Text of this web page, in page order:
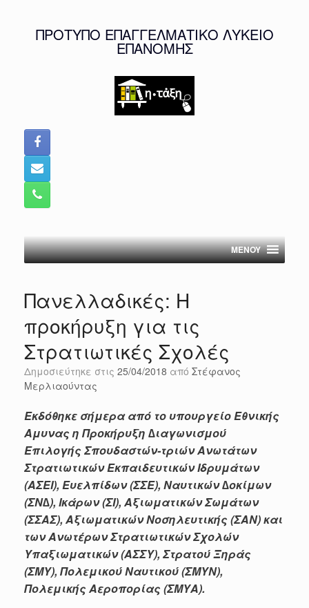
ΠΡΟΤΥΠΟ ΕΠΑΓΓΕΛΜΑΤΙΚΟ ΛΥΚΕΙΟ
ΕΠΑΝΟΜΗΣ
MENOY
Πανελλαδικές: Η
προκήρυξη για τις
Στρατιωτικές Σχολές
Δημοσιεύτηκε στις 25/04/2018 από Στέφανος
Μερλιαούντας
Εκδόθηκε σήμερα από το υπουργείο Εθνικής
Αμυνας η Προκήρυξη ∆ιαγωνισμού
Επιλογής Σπουδαστών-τριών Ανωτάτων
Στρατιωτικών Εκπαιδευτικών Ιδρυμάτων
(ΑΣΕΙ), Ευελπίδων (ΣΣΕ), Ναυτικών ∆οκίμων
(ΣΝ∆), Ικάρων (ΣΙ), Αξιωματικών Σωμάτων
(ΣΣΑΣ), Αξιωματικών Νοσηλευτικής (ΣΑΝ) και
των Ανωτέρων Στρατιωτικών Σχολών
Υπαξιωματικών (ΑΣΣΥ), Στρατού Ξηράς
(ΣΜΥ), Πολεμικού Ναυτικού (ΣΜΥΝ),
Πολεμικής Αεροπορίας (ΣΜΥΑ).